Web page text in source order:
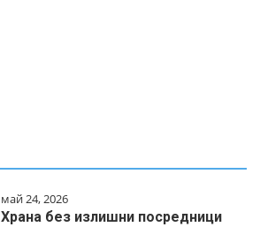
май 24, 2026
Храна без излишни посредници